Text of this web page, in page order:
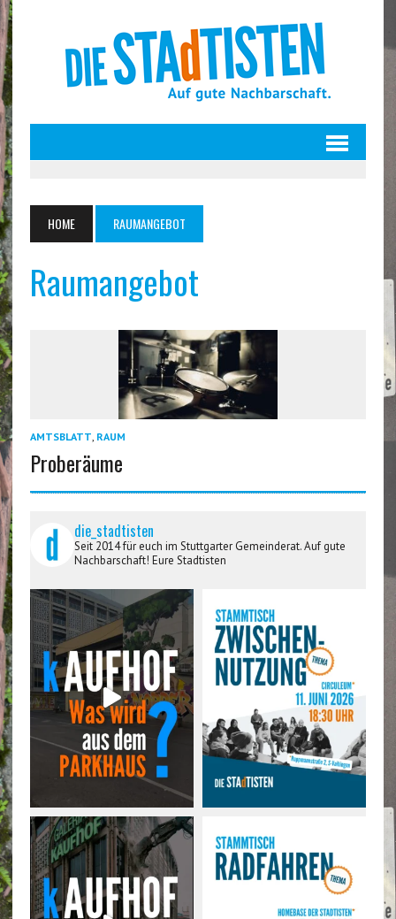
HOME RAUMANGEBOT
Raumangebot
AMTSBLATT, RAUM
Proberäume
die_stadtisten
Seit 2014 für euch im Stuttgarter Gemeinderat. Auf gute
Nachbarschaft! Eure Stadtisten